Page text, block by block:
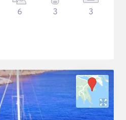
6 3 3